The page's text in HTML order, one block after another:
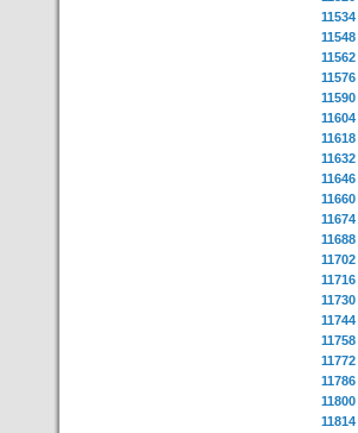
11534
11548
11562
11576
11590
11604
11618
11632
11646
11660
11674
11688
11702
11716
11730
11744
11758
11772
11786
11800
11814